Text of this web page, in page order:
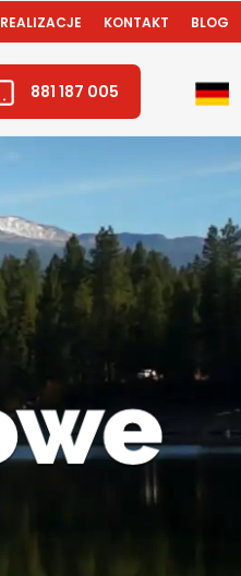
REALIZACJE KONTAKT BLOG
881 187 005